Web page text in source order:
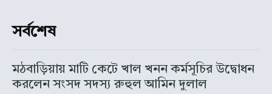
সর্বশেষ
মঠবাড়িয়ায় মাটি কেটে খাল খনন কর্মসূচির উদ্বোধন
করলেন সংসদ সদস্য রুহুল আমিন দুলাল